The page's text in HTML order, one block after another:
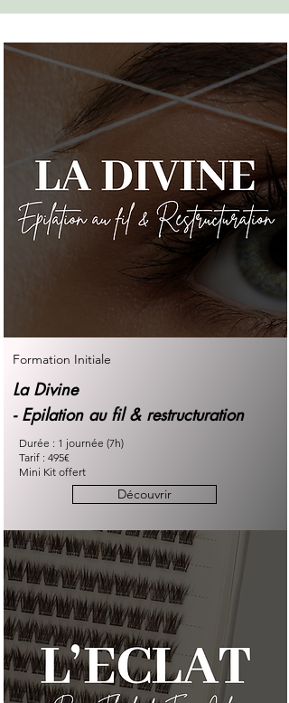
Formation Initiale
La Divine
- Epilation au fil & restructuration
Durée : 1 journée (7h)
Tarif : 495€
Mini Kit offert
Découvrir